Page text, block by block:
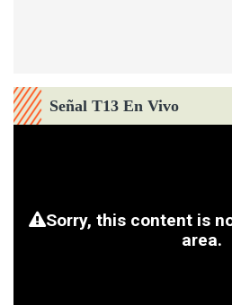
Señal T13 En Vivo